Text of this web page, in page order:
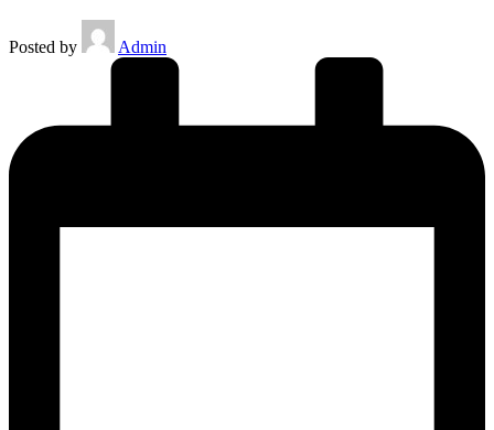
Posted by Admin